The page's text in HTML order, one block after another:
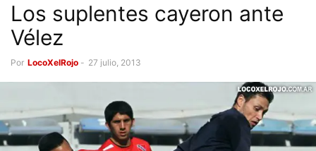
Los suplentes cayeron ante
Vélez
Por LocoXelRojo - 27 julio, 2013